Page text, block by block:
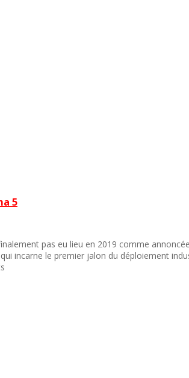
5
pas eu lieu en 2019 comme annoncée
incarne le premier jalon du déploiement